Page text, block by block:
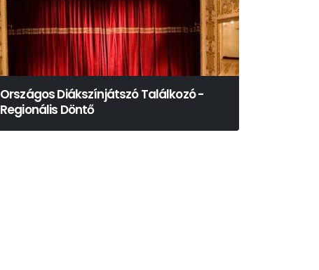
Országos Diákszínjátszó Találkozó -
Regionális Döntő